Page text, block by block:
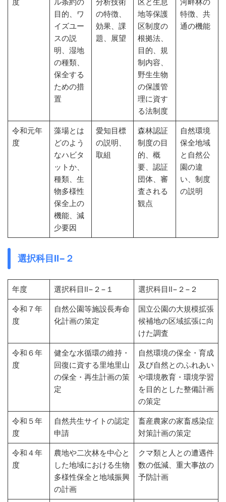
目的、ワ
イズユー
スの説
明、湿地
の種類、
保全する
ための措
置
の特徴、
効果、課
題、展望
地等保護
区制度の
根拠法、
目的、規
制内容、
野生生物
の保護管
理に資す
る法制度
特徴、共
通の機能
令和元年
度
藻場とは
どのよう
なハビタ
ットか、
種類、生
物多様性
保全上の
機能、減
少要因
愛知目標
の説明、
取組
森林認証
制度の目
的、概
要、認証
団体、審
査される
観点
自然環境
保全地域
と自然公
園の違
い、制度
の説明
選択科目Ⅱ−２
年度 選択科目Ⅱ−２−１ 選択科目Ⅱ−２−２
令和７年
度
自然公園等施設長寿命
化計画の策定
国立公園の大規模拡張
候補地の区域拡張に向
けた調査
令和６年
度
健全な水循環の維持・
回復に資する里地里山
の保全・再生計画の策
定
自然環境の保全・育成
及び自然とのふれあい
や環境教育・環境学習
を目的とした整備計画
の策定
令和５年
度
自然共生サイトの認定
申請
畜産農家の家畜感染症
対策計画の策定
令和４年
度
農地や二次林を中心と
した地域における生物
多様性保全と地域振興
の計画
クマ類と人との遭遇件
数の低減、重大事故の
予防計画